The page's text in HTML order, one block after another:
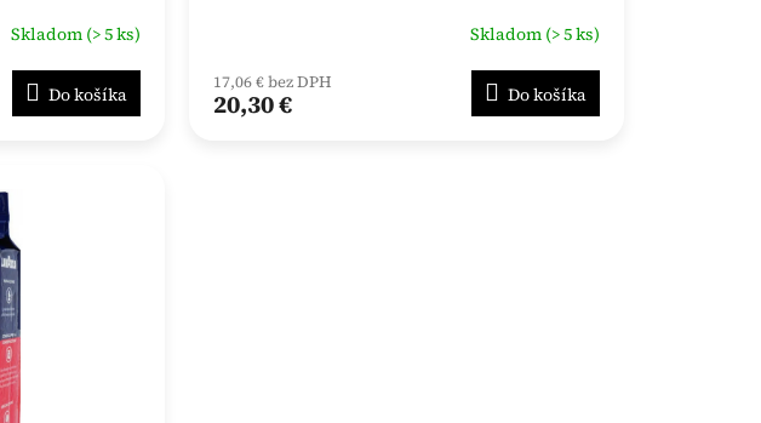
Skladom (> 5 ks)
Do košíka
Skladom (> 5 ks)
17,06 € bez DPH
20,30 € Do košíka